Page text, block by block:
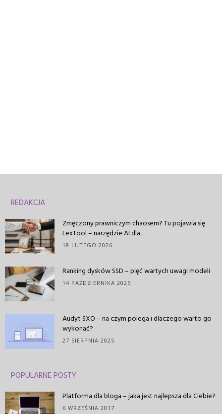
REDAKCJA
Zmęczony prawniczym chaosem? Tu pojawia się
LexTool – narzędzie AI dla...
18 LUTEGO 2026
Ranking dysków SSD – pięć wartych uwagi modeli
14 PAŹDZIERNIKA 2025
Audyt SXO – na czym polega i dlaczego warto go
wykonać?
27 SIERPNIA 2025
POPULARNE POSTY
Platforma dla bloga – jaka jest najlepsza dla Ciebie?
6 WRZEŚNIA 2017